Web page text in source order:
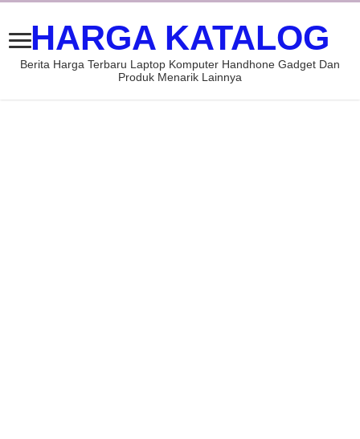
HARGA KATALOG
Berita Harga Terbaru Laptop Komputer Handhone Gadget Dan
Produk Menarik Lainnya